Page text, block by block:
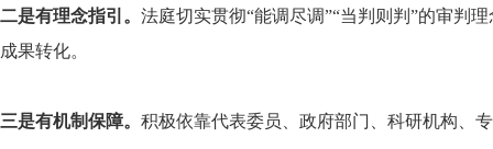
二是有理念指引。 法庭切实贯彻“能调尽调”“当判则判”的审判
成果转化。
三是有机制保障。 积极依靠代表委员、政府部门、科研机构、